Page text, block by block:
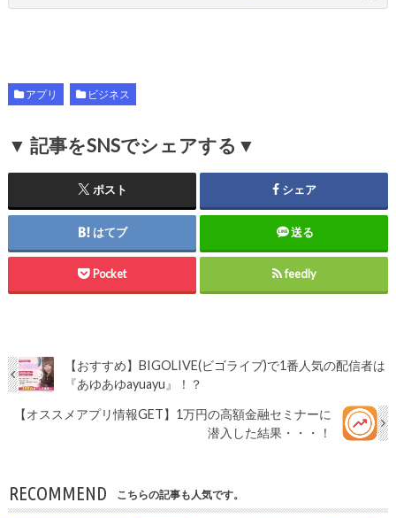
アプリ ビジネス
▼ 記事をSNSでシェアする▼
ポスト シェア
はてブ 送る
Pocket feedly
【おすすめ】BIGOLIVE(ビゴライブ)で1番人気の配信者は
『あゆあゆayuayu』！？
【オススメアプリ情報GET】1万円の高額金融セミナーに
潜入した結果・・・！
RECOMMEND こちらの記事も人気です。